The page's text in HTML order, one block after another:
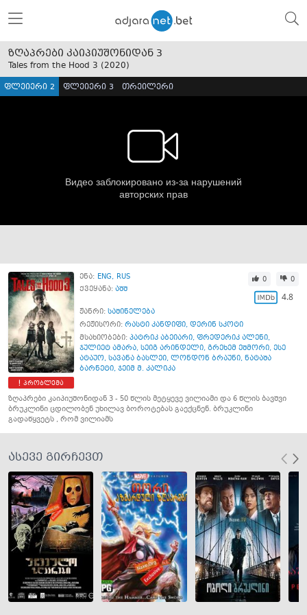
ზღაპრები კაიპიუშონიდან 3
Tales from the Hood 3 (2020)
ფლეიერი 2 ფლეიერი 3 თრეილერი
პრობლემა
ენა: ENG RUS
ქვეყანა: აშშ
0 0
4.8
ჟანრი: საშინელება
რეჟისორი: რასტი კანდიფი, დერინ სკოტი
მსახიობები: პატრიკ აბეიარი, ფრედერიკ ალენი,
ჯულიეტ ამარა, სეიგ არინდელი, გრეხემ ეშმორი, ესე
ატაუო, სავანა ბასლეი, ლონდონ ბრაუნი, ნატაშა
ბარნეტი, ჯეიმ მ. კალიკა
ზღაპრები კაიპიუშონიდან 3 - 50 წლის მეტყევე ვილიამი და 6 წლის ბავშვი
ბრუკლინი ცდილობენ უხილავ ბოროტებას გაექცნენ. ბრუკლინი
გადაწყვეტს , რომ ვილიამს
ასევე გირჩევთ